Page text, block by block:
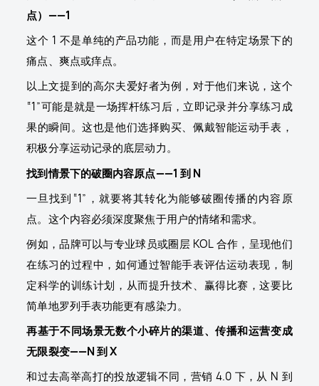
点）——1
这个 1 不是单纯的产品功能，而是用户在特定场景下的
痛点、爽点或痒点。
以上文提到的高尔夫爱好者为例，对于他们来说，这个
“1”可能是就是一场挥杆练习后，立即记录并分享练习成
果的瞬间。这也是他们选择购买、佩戴智能运动手表，
积极分享运动记录的底层动力。
找到情景下的破圈内容原点——1 到 N
一旦找到“1”，就要将其转化为能够破圈传播的内容原
点。这个内容必须深度聚焦于用户的情绪和需求。
例如，品牌可以与专业球员或圈层 KOL 合作，呈现他们
在练习的过程中，如何通过智能手表评估运动表现，制
定科学的训练计划，从而提升技术、赢得比赛，这要比
简单地罗列手表功能更有感染力。
再基于不同场景无数个小碎片的渠道、传播和运营变成
无限裂变——N 到 X
和过去高举高打的投放逻辑不同，营销 4.0 下，从 N 到